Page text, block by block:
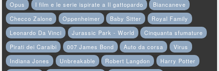
Opus
I film e le serie ispirate a Il gattopardo
Biancaneve
Checco Zalone
Oppenheimer Baby Sitter
Royal Family
Leonardo Da Vinci
Jurassic Park - World
Cinquanta sfumature
Pirati dei Caraibi
007 James Bond Auto da corsa
Virus
Indiana Jones
Unbreakable Robert Langdon
Harry Potter